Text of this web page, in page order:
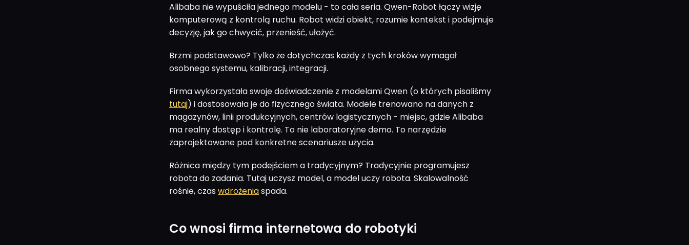
Alibaba nie wypuściła jednego modelu - to cała seria. Qwen-Robot łączy wizję
komputerową z kontrolą ruchu. Robot widzi obiekt, rozumie kontekst i podejmuje
decyzję, jak go chwycić, przenieść, ułożyć.
Brzmi podstawowo? Tylko że dotychczas każdy z tych kroków wymagał
osobnego systemu, kalibracji, integracji.
Firma wykorzystała swoje doświadczenie z modelami Qwen (o których pisaliśmy
tutaj) i dostosowała je do fizycznego świata. Modele trenowano na danych z
magazynów, linii produkcyjnych, centrów logistycznych - miejsc, gdzie Alibaba
ma realny dostęp i kontrolę. To nie laboratoryjne demo. To narzędzie
zaprojektowane pod konkretne scenariusze użycia.
Różnica między tym podejściem a tradycyjnym? Tradycyjnie programujesz
robota do zadania. Tutaj uczysz model, a model uczy robota. Skalowalność
rośnie, czas wdrożeniaspada.
Co wnosi firma internetowa do robotyki